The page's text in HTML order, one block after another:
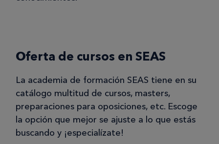
Oferta de cursos en SEAS
La academia de formación SEAS tiene en su
catálogo multitud de cursos, masters,
preparaciones para oposiciones, etc. Escoge
la opción que mejor se ajuste a lo que estás
buscando y ¡especialízate!